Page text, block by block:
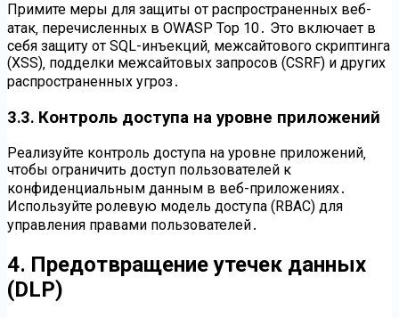
Примите меры для защиты от распространенных веб-
атак‚ перечисленных в OWASP Top 10․ Это включает в
себя защиту от SQL-инъекций‚ межсайтового скриптинга
(XSS)‚ подделки межсайтовых запросов (CSRF) и других
распространенных угроз․
3․3․ Контроль доступа на уровне приложений
Реализуйте контроль доступа на уровне приложений‚
чтобы ограничить доступ пользователей к
конфиденциальным данным в веб-приложениях․
Используйте ролевую модель доступа (RBAC) для
управления правами пользователей․
4․ Предотвращение утечек данных
(DLP)